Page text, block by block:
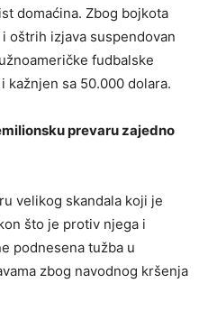
domaćina. Zbog bojkota
oštrih izjava suspendovan
fudbalske
kažnjen sa 50.000 dolara.
prevaru zajedno
velikog skandala koji je
što je protiv njega i
podnesena tužba u
zbog navodnog kršenja